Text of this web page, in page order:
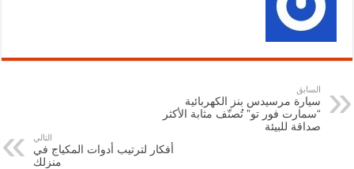
السابق
سيارة مرسيدس بنز الكهربائية
“سمارت فور تو” تُصنّف مثابة الأكثر
صداقة للبيئة
التالي
أفكار لترتيب أدوات المكياج في
منزلك